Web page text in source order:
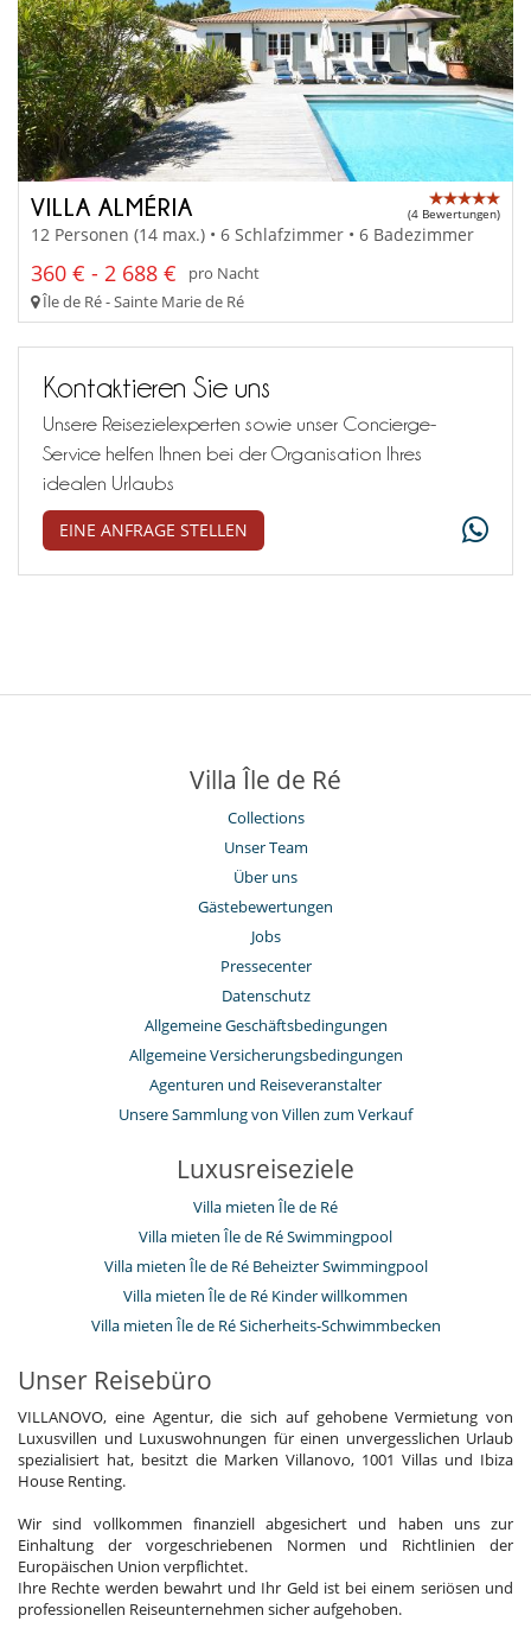
VILLA ALMÉRIA (4 Bewertungen)
12 Personen (14 max.) • 6 Schlafzimmer • 6 Badezimmer
360 € - 2 688 €
pro Nacht
Île de Ré - Sainte Marie de Ré
Kontaktieren Sie uns
Unsere Reisezielexperten sowie unser Concierge-
Service helfen Ihnen bei der Organisation Ihres
idealen Urlaubs
EINE ANFRAGE STELLEN
Villa Île de Ré
Collections
Unser Team
Über uns
Gästebewertungen
Jobs
Pressecenter
Datenschutz
Allgemeine Geschäftsbedingungen
Allgemeine Versicherungsbedingungen
Agenturen und Reiseveranstalter
Unsere Sammlung von Villen zum Verkauf
Luxusreiseziele
Villa mieten Île de Ré
Villa mieten Île de Ré Swimmingpool
Villa mieten Île de Ré Beheizter Swimmingpool
Villa mieten Île de Ré Kinder willkommen
Villa mieten Île de Ré Sicherheits-Schwimmbecken
Unser Reisebüro
VILLANOVO, eine Agentur, die sich auf gehobene Vermietung von
Luxusvillen und Luxuswohnungen für einen unvergesslichen Urlaub
spezialisiert hat, besitzt die Marken Villanovo, 1001 Villas und Ibiza
House Renting.
Wir sind vollkommen finanziell abgesichert und haben uns zur
Einhaltung der vorgeschriebenen Normen und Richtlinien der
Europäischen Union verpflichtet.
Ihre Rechte werden bewahrt und Ihr Geld ist bei einem seriösen und
professionellen Reiseunternehmen sicher aufgehoben.